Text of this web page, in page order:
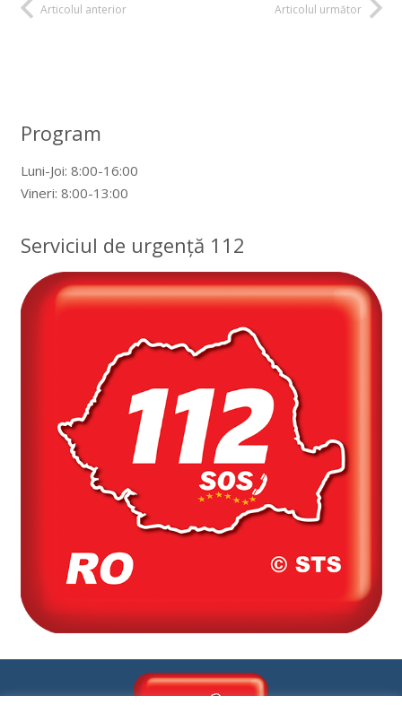
Articolul anterior Articolul următor
Program
Luni-Joi: 8:00-16:00
Vineri: 8:00-13:00
Serviciul de urgență 112